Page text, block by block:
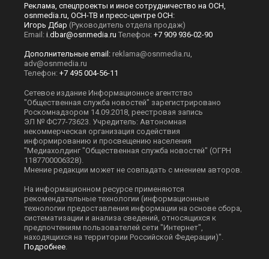
Реклама, спецпроекты и иное сотрудничество на ОСН,
osnmedia.ru, ОСН-ТВ и пресс-центре ОСН:
Игорь Дбар (Руководитель отдела продаж)
Email: i.dbar@osnmedia.ru Телефон: +7 909 936-02-90
Дополнительные email: reklama@osnmedia.ru
adv@osnmedia.ru
Телефон: +7 495 004-56-11
Сетевое издание Информационное агентство
"Общественная служба новостей" зарегистрировано
Роскомнадзором 14.09.2018, реестровая запись
ЭЛ № ФС77-73623. Учредитель: Автономная
некоммерческая организация содействия
информированию и просвещению населения
"Медиахолдинг "Общественная служба новостей" (ОГРН
1187700006328).
Мнение редакции может не совпадать с мнением авторов.
На информационном ресурсе применяются
рекомендательные технологии (информационные
технологии предоставления информации на основе сбора,
систематизации и анализа сведений, относящихся к
предпочтениям пользователей сети "Интернет",
находящихся на территории Российской Федерации)".
Подробнее